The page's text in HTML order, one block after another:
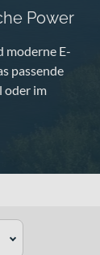
Power
moderne E-
passende
oder im